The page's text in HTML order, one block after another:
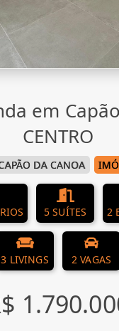
em
CENTRO
DA CANOA
5 SUÍTES 2
3 LIVINGS 2 VAGAS